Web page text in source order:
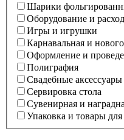
Шарики
Оборудование и
Игры и игрушки
Карнавальная и
Оформление и
Полиграфия
Свадебные аксессуары
Сервировка стола
Сувенирная и
Упаковка и товары для